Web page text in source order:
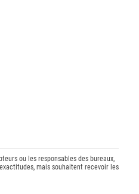
ou les responsables des bureaux,
mais souhaitent recevoir les